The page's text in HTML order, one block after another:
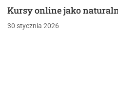
Kursy online jako
30 stycznia 2026